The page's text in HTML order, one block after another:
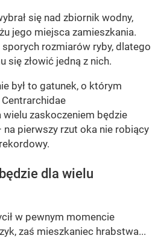
się nad zbiornik wodny,
jego miejsca zamieszkania.
rozmiarów ryby, dlatego
się złowić jedną z nich.
był to gatunek, o którym
Centrarchidae
zaskoczeniem będzie
pierwszy rzut oka nie robiący
dla wielu
w pewnym momencie
zaś mieszkaniec hrabstwa...